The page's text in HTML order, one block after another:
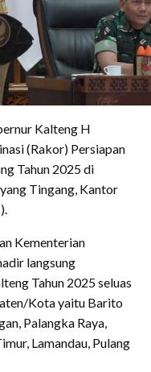
Kalteng H
(Rakor) Persiapan
Tahun 2025 di
Tingang, Kantor
Kementerian
langsung
Tahun 2025 seluas
Kota yaitu Barito
Palangka Raya,
Lamandau, Pulang